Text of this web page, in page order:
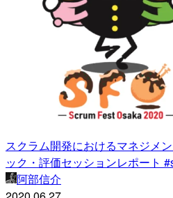
スクラム開発におけるマネジメ
ック・評価セッションレポート
阿部信介